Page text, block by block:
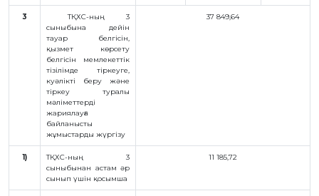
3
ТҚХС-ның 3
сыныбына дейін
тауар белгісін,
қызмет көрсету
белгісін мемлекеттік
тізілімде тіркеуге,
куәлікті беру және
тіркеу туралы
мәліметтерді
жариялауға
байланысты
жұмыстарды жүргізу
37 849,64
1)
ТҚХС-ның 3
сыныбынан астам әр
сынып үшін қосымша
11 185,72